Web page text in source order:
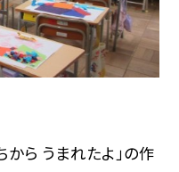
ら うまれたよ」の作